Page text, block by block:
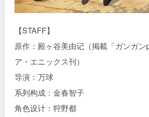
【STAFF】
原作：殿ヶ谷美由记（掲載「ガンガン
ア・エニックス刊）
导演：万球
系列构成：金春智子
角色设计：狩野都